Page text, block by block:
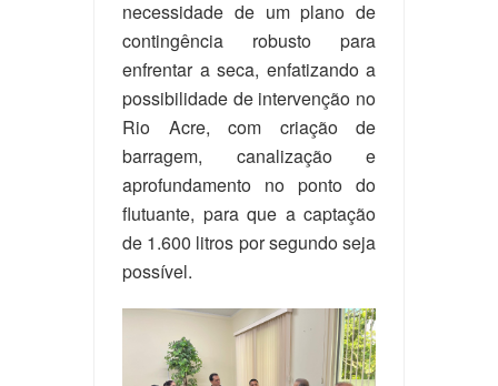
necessidade de um plano de
contingência robusto para
enfrentar a seca, enfatizando a
possibilidade de intervenção no
Rio Acre, com criação de
barragem, canalização e
aprofundamento no ponto do
flutuante, para que a captação
de 1.600 litros por segundo seja
possível.